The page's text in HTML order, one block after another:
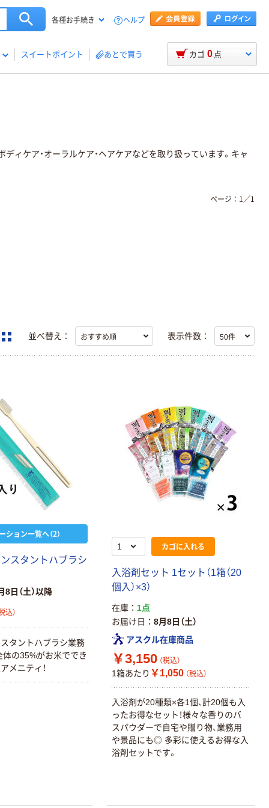
各種お手続き ヘルプ
スイートポイント あとで買う カゴ 0 点
ィケア・オーラルケア・ヘアケアなどを取り扱っています。キャ
ページ： 1 ／1
並べ替え： 表示件数：
ション一覧へ（2）
スタントハブラシ
8日（土）以降
込）
タントハブラシ業務
体の35%がお米ででき
メニティ！
カゴに入れる
入浴剤セット 1セット（1箱（20
個入）×3）
在庫
1点
お届け日
8月8日（土）
アスクル在庫商品
￥3,150 （税込）
1箱あたり ￥1,050 （税込）
入浴剤が20種類×各1個、計20個も入
ったお得なセット！様々な香りのバ
スパウダーで自宅や贈り物、業務用
や景品にも◎ 多彩に使えるお得な入
浴剤セットです。